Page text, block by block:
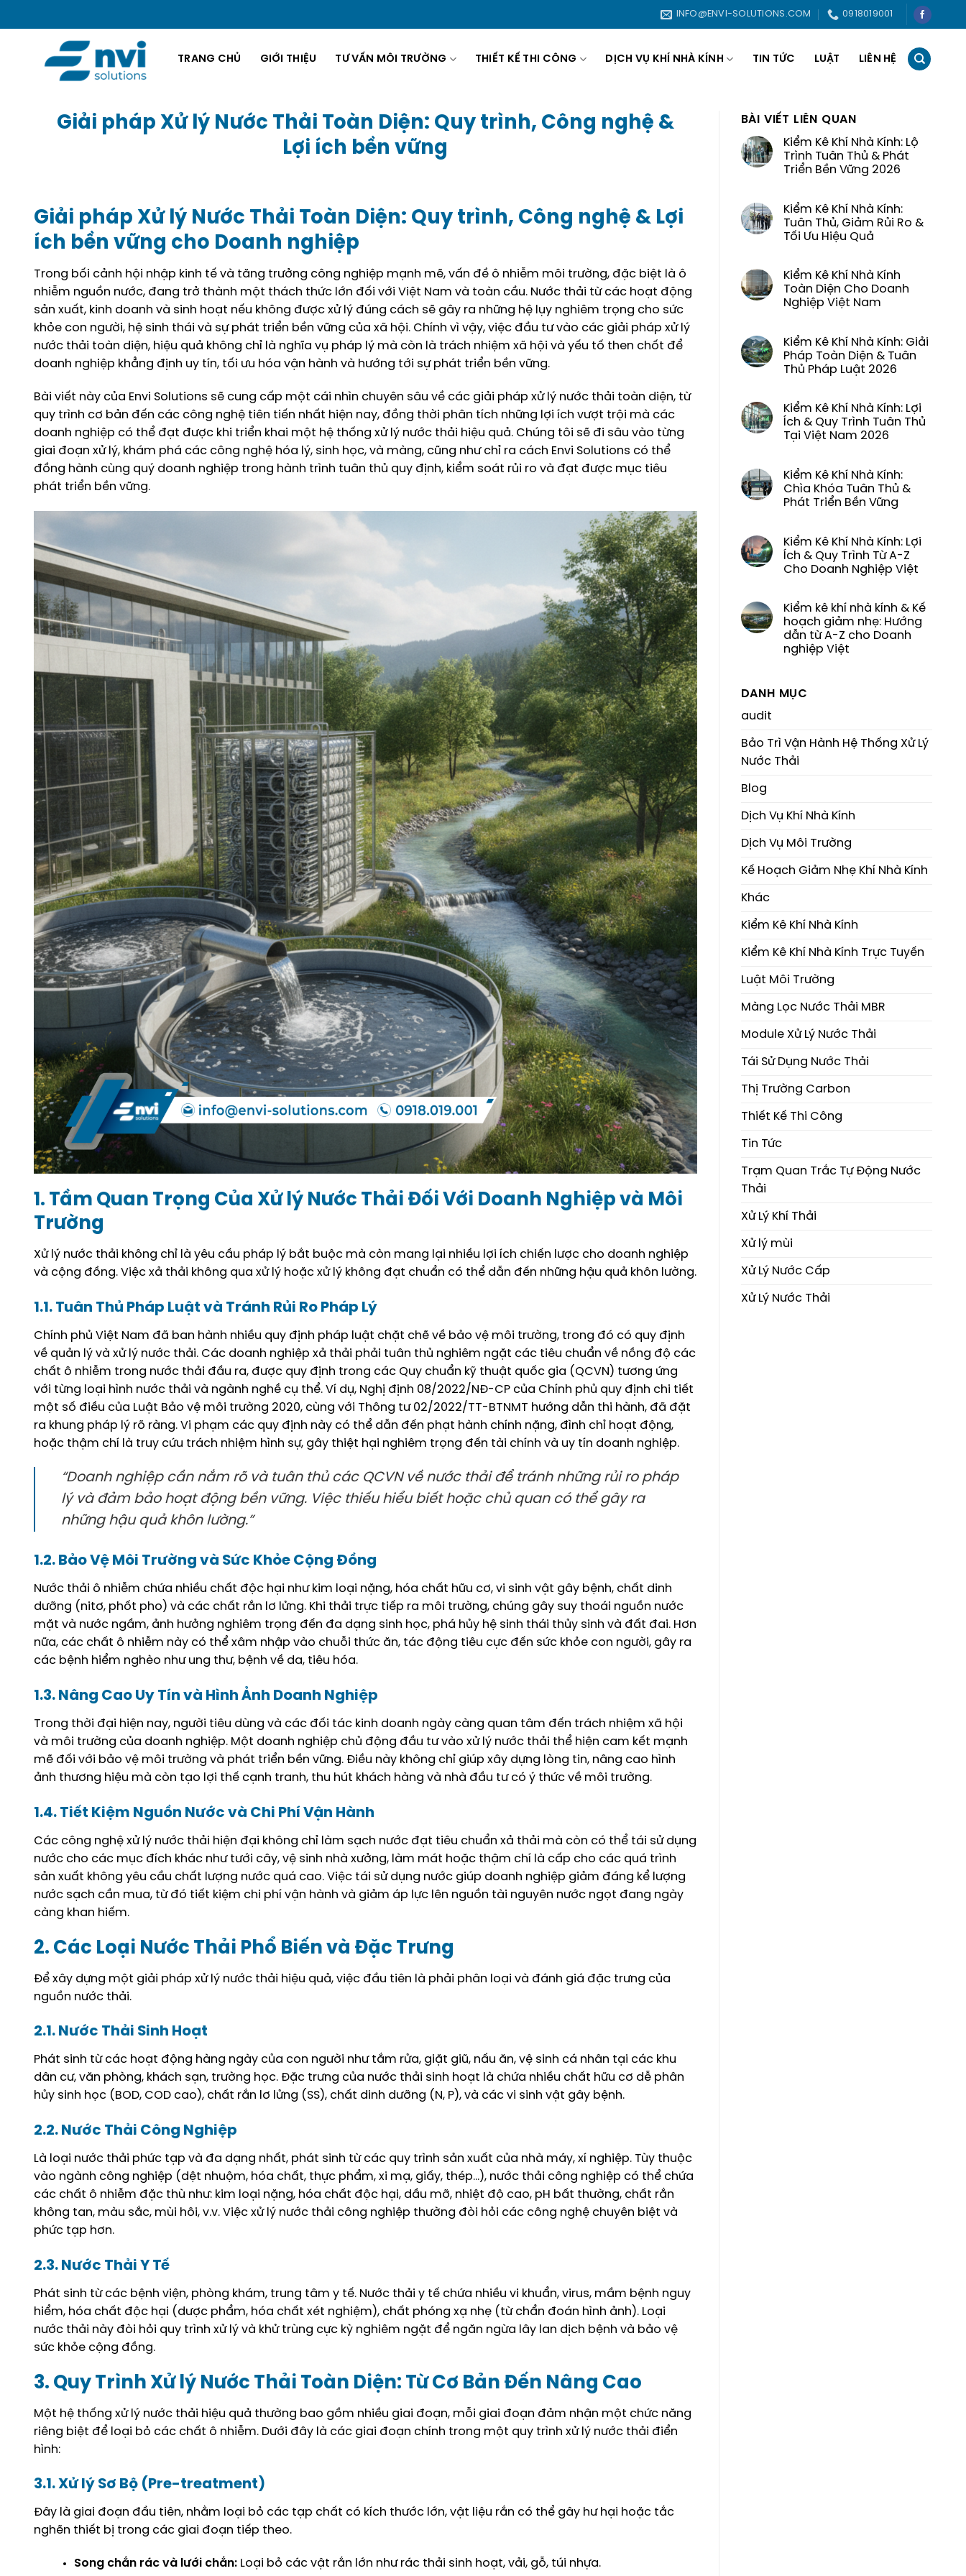
qua
INFO@ENVI-SOLUTIONS.COM 0918019001
TRANG CHỦ GIỚI THIỆU TƯ VẤN MÔI TRƯỜNG THIẾT KẾ THI CÔNG DỊCH VỤ KHÍ NHÀ KÍNH TIN TỨC LUẬT LIÊN HỆ
Giải pháp Xử lý Nước Thải Toàn Diện: Quy trình, Công nghệ &
Lợi ích bền vững
Giải pháp Xử lý Nước Thải Toàn Diện: Quy trình, Công nghệ & Lợi
ích bền vững cho Doanh nghiệp
Trong bối cảnh hội nhập kinh tế và tăng trưởng công nghiệp mạnh mẽ, vấn đề ô nhiễm môi trường, đặc biệt là ô
nhiễm nguồn nước, đang trở thành một thách thức lớn đối với Việt Nam và toàn cầu. Nước thải từ các hoạt động
sản xuất, kinh doanh và sinh hoạt nếu không được xử lý đúng cách sẽ gây ra những hệ lụy nghiêm trọng cho sức
khỏe con người, hệ sinh thái và sự phát triển bền vững của xã hội. Chính vì vậy, việc đầu tư vào các giải pháp xử lý
nước thải toàn diện, hiệu quả không chỉ là nghĩa vụ pháp lý mà còn là trách nhiệm xã hội và yếu tố then chốt để
doanh nghiệp khẳng định uy tín, tối ưu hóa vận hành và hướng tới sự phát triển bền vững.
Bài viết này của Envi Solutions sẽ cung cấp một cái nhìn chuyên sâu về các giải pháp xử lý nước thải toàn diện, từ
quy trình cơ bản đến các công nghệ tiên tiến nhất hiện nay, đồng thời phân tích những lợi ích vượt trội mà các
doanh nghiệp có thể đạt được khi triển khai một hệ thống xử lý nước thải hiệu quả. Chúng tôi sẽ đi sâu vào từng
giai đoạn xử lý, khám phá các công nghệ hóa lý, sinh học, và màng, cũng như chỉ ra cách Envi Solutions có thể
đồng hành cùng quý doanh nghiệp trong hành trình tuân thủ quy định, kiểm soát rủi ro và đạt được mục tiêu
phát triển bền vững.
1. Tầm Quan Trọng Của Xử lý Nước Thải Đối Với Doanh Nghiệp và Môi
Trường
Xử lý nước thải không chỉ là yêu cầu pháp lý bắt buộc mà còn mang lại nhiều lợi ích chiến lược cho doanh nghiệp
và cộng đồng. Việc xả thải không qua xử lý hoặc xử lý không đạt chuẩn có thể dẫn đến những hậu quả khôn lường.
1.1. Tuân Thủ Pháp Luật và Tránh Rủi Ro Pháp Lý
Chính phủ Việt Nam đã ban hành nhiều quy định pháp luật chặt chẽ về bảo vệ môi trường, trong đó có quy định
về quản lý và xử lý nước thải. Các doanh nghiệp xả thải phải tuân thủ nghiêm ngặt các tiêu chuẩn về nồng độ các
chất ô nhiễm trong nước thải đầu ra, được quy định trong các Quy chuẩn kỹ thuật quốc gia (QCVN) tương ứng
với từng loại hình nước thải và ngành nghề cụ thể. Ví dụ, Nghị định 08/2022/NĐ-CP của Chính phủ quy định chi tiết
một số điều của Luật Bảo vệ môi trường 2020, cùng với Thông tư 02/2022/TT-BTNMT hướng dẫn thi hành, đã đặt
ra khung pháp lý rõ ràng. Vi phạm các quy định này có thể dẫn đến phạt hành chính nặng, đình chỉ hoạt động,
hoặc thậm chí là truy cứu trách nhiệm hình sự, gây thiệt hại nghiêm trọng đến tài chính và uy tín doanh nghiệp.
“Doanh nghiệp cần nắm rõ và tuân thủ các QCVN về nước thải để tránh những rủi ro pháp
lý và đảm bảo hoạt động bền vững. Việc thiếu hiểu biết hoặc chủ quan có thể gây ra
những hậu quả khôn lường.”
1.2. Bảo Vệ Môi Trường và Sức Khỏe Cộng Đồng
Nước thải ô nhiễm chứa nhiều chất độc hại như kim loại nặng, hóa chất hữu cơ, vi sinh vật gây bệnh, chất dinh
dưỡng (nitơ, phốt pho) và các chất rắn lơ lửng. Khi thải trực tiếp ra môi trường, chúng gây suy thoái nguồn nước
mặt và nước ngầm, ảnh hưởng nghiêm trọng đến đa dạng sinh học, phá hủy hệ sinh thái thủy sinh và đất đai. Hơn
nữa, các chất ô nhiễm này có thể xâm nhập vào chuỗi thức ăn, tác động tiêu cực đến sức khỏe con người, gây ra
các bệnh hiểm nghèo như ung thư, bệnh về da, tiêu hóa.
1.3. Nâng Cao Uy Tín và Hình Ảnh Doanh Nghiệp
Trong thời đại hiện nay, người tiêu dùng và các đối tác kinh doanh ngày càng quan tâm đến trách nhiệm xã hội
và môi trường của doanh nghiệp. Một doanh nghiệp chủ động đầu tư vào xử lý nước thải thể hiện cam kết mạnh
mẽ đối với bảo vệ môi trường và phát triển bền vững. Điều này không chỉ giúp xây dựng lòng tin, nâng cao hình
ảnh thương hiệu mà còn tạo lợi thế cạnh tranh, thu hút khách hàng và nhà đầu tư có ý thức về môi trường.
1.4. Tiết Kiệm Nguồn Nước và Chi Phí Vận Hành
Các công nghệ xử lý nước thải hiện đại không chỉ làm sạch nước đạt tiêu chuẩn xả thải mà còn có thể tái sử dụng
nước cho các mục đích khác như tưới cây, vệ sinh nhà xưởng, làm mát hoặc thậm chí là cấp cho các quá trình
sản xuất không yêu cầu chất lượng nước quá cao. Việc tái sử dụng nước giúp doanh nghiệp giảm đáng kể lượng
nước sạch cần mua, từ đó tiết kiệm chi phí vận hành và giảm áp lực lên nguồn tài nguyên nước ngọt đang ngày
càng khan hiếm.
2. Các Loại Nước Thải Phổ Biến và Đặc Trưng
Để xây dựng một giải pháp xử lý nước thải hiệu quả, việc đầu tiên là phải phân loại và đánh giá đặc trưng của
nguồn nước thải.
2.1. Nước Thải Sinh Hoạt
Phát sinh từ các hoạt động hàng ngày của con người như tắm rửa, giặt giũ, nấu ăn, vệ sinh cá nhân tại các khu
dân cư, văn phòng, khách sạn, trường học. Đặc trưng của nước thải sinh hoạt là chứa nhiều chất hữu cơ dễ phân
hủy sinh học (BOD, COD cao), chất rắn lơ lửng (SS), chất dinh dưỡng (N, P), và các vi sinh vật gây bệnh.
2.2. Nước Thải Công Nghiệp
Là loại nước thải phức tạp và đa dạng nhất, phát sinh từ các quy trình sản xuất của nhà máy, xí nghiệp. Tùy thuộc
vào ngành công nghiệp (dệt nhuộm, hóa chất, thực phẩm, xi mạ, giấy, thép…), nước thải công nghiệp có thể chứa
các chất ô nhiễm đặc thù như: kim loại nặng, hóa chất độc hại, dầu mỡ, nhiệt độ cao, pH bất thường, chất rắn
không tan, màu sắc, mùi hôi, v.v. Việc xử lý nước thải công nghiệp thường đòi hỏi các công nghệ chuyên biệt và
phức tạp hơn.
2.3. Nước Thải Y Tế
Phát sinh từ các bệnh viện, phòng khám, trung tâm y tế. Nước thải y tế chứa nhiều vi khuẩn, virus, mầm bệnh nguy
hiểm, hóa chất độc hại (dược phẩm, hóa chất xét nghiệm), chất phóng xạ nhẹ (từ chẩn đoán hình ảnh). Loại
nước thải này đòi hỏi quy trình xử lý và khử trùng cực kỳ nghiêm ngặt để ngăn ngừa lây lan dịch bệnh và bảo vệ
sức khỏe cộng đồng.
3. Quy Trình Xử lý Nước Thải Toàn Diện: Từ Cơ Bản Đến Nâng Cao
Một hệ thống xử lý nước thải hiệu quả thường bao gồm nhiều giai đoạn, mỗi giai đoạn đảm nhận một chức năng
riêng biệt để loại bỏ các chất ô nhiễm. Dưới đây là các giai đoạn chính trong một quy trình xử lý nước thải điển
hình:
3.1. Xử lý Sơ Bộ (Pre-treatment)
Đây là giai đoạn đầu tiên, nhằm loại bỏ các tạp chất có kích thước lớn, vật liệu rắn có thể gây hư hại hoặc tắc
nghẽn thiết bị trong các giai đoạn tiếp theo.
Song chắn rác và lưới chắn: Loại bỏ các vật rắn lớn như rác thải sinh hoạt, vải, gỗ, túi nhựa.
BÀI VIẾT LIÊN QUAN
Kiểm Kê Khí Nhà Kính: Lộ
Trình Tuân Thủ & Phát
Triển Bền Vững 2026
Kiểm Kê Khí Nhà Kính:
Tuân Thủ, Giảm Rủi Ro &
Tối Ưu Hiệu Quả
Kiểm Kê Khí Nhà Kính
Toàn Diện Cho Doanh
Nghiệp Việt Nam
Kiểm Kê Khí Nhà Kính: Giải
Pháp Toàn Diện & Tuân
Thủ Pháp Luật 2026
Kiểm Kê Khí Nhà Kính: Lợi
Ích & Quy Trình Tuân Thủ
Tại Việt Nam 2026
Kiểm Kê Khí Nhà Kính:
Chìa Khóa Tuân Thủ &
Phát Triển Bền Vững
Kiểm Kê Khí Nhà Kính: Lợi
Ích & Quy Trình Từ A-Z
Cho Doanh Nghiệp Việt
Kiểm kê khí nhà kính & Kế
hoạch giảm nhẹ: Hướng
dẫn từ A-Z cho Doanh
nghiệp Việt
DANH MỤC
audit
Bảo Trì Vận Hành Hệ Thống Xử Lý
Nước Thải
Blog
Dịch Vụ Khí Nhà Kính
Dịch Vụ Môi Trường
Kế Hoạch Giảm Nhẹ Khí Nhà Kính
Khác
Kiểm Kê Khí Nhà Kính
Kiểm Kê Khí Nhà Kính Trực Tuyến
Luật Môi Trường
Màng Lọc Nước Thải MBR
Module Xử Lý Nước Thải
Tái Sử Dụng Nước Thải
Thị Trường Carbon
Thiết Kế Thi Công
Tin Tức
Trạm Quan Trắc Tự Động Nước
Thải
Xử Lý Khí Thải
Xử lý mùi
Xử Lý Nước Cấp
Xử Lý Nước Thải